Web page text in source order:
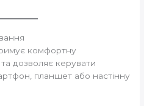
комфортну
дозволяє керувати
планшет або настінну